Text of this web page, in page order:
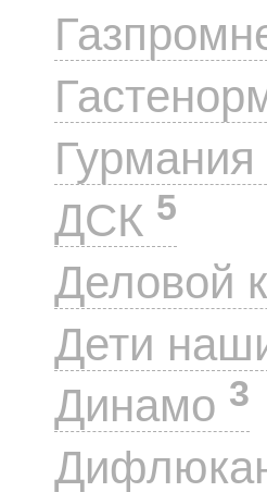
Гурмания
ДСК 5
Деловой
Дети
Динамо 3